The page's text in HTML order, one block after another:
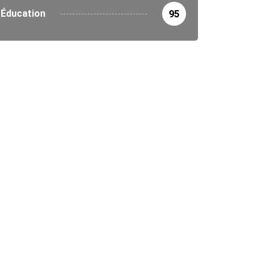
Éducation 95